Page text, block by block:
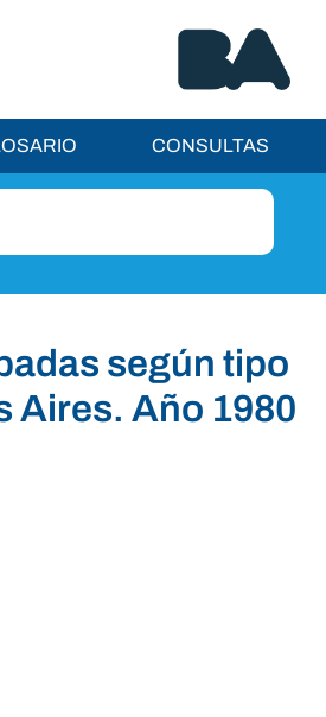
CONSULTAS
según tipo
Aires. Año 1980